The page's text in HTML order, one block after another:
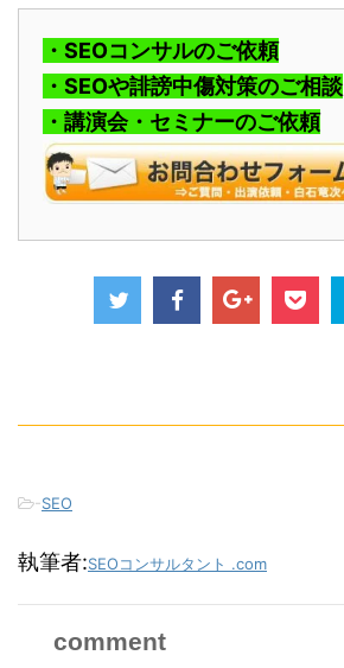
・SEOコンサルのご依頼
・SEOや誹謗中傷対策のご相談
・講演会・セミナーのご依頼
-SEO
執筆者:SEOコンサルタント .com
comment